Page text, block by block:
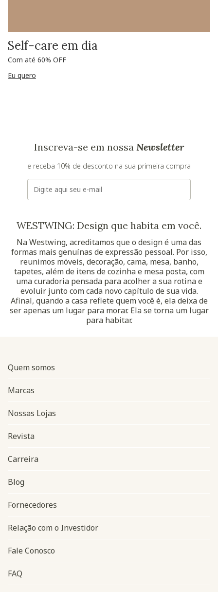
Self-care em dia
Com até 60% OFF
Eu quero
Inscreva-se em nossa Newsletter
e receba 10% de desconto na sua primeira compra
E-mail
WESTWING: Design que habita em você.
Na Westwing, acreditamos que o design é uma das
formas mais genuínas de expressão pessoal. Por isso,
reunimos móveis, decoração, cama, mesa, banho,
tapetes, além de itens de cozinha e mesa posta, com
uma curadoria pensada para acolher a sua rotina e
evoluir junto com cada novo capítulo de sua vida.
Afinal, quando a casa reflete quem você é, ela deixa de
ser apenas um lugar para morar. Ela se torna um lugar
para habitar.
Navegação do rodapé
Quem somos
Marcas
Nossas Lojas
Revista
Carreira
Blog
Fornecedores
Relação com o Investidor
Fale Conosco
FAQ